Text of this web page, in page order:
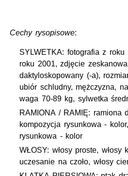
Cechy rysopisowe:
SYLWETKA: fotografia z roku
roku 2001, zdjęcie
daktyloskopowany (-a),
ubiór schludny, mężczyzna,
waga 70-89 kg, sylwetka
RAMIONA / RAMIĘ: ramiona
kompozycja rysunkowa -
rysunkowa - kolor
WŁOSY: włosy proste, włosy
uczesanie na czoło, włosy